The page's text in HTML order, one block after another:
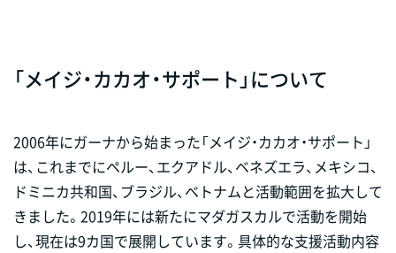
「メイジ・カカオ・サポート」について
2006年にガーナから始まった「メイジ・カカオ・サポート」
は、これまでにペルー、エクアドル、ベネズエラ、メキシコ、
ドミニカ共和国、ブラジル、ベトナムと活動範囲を拡大して
きました。2019年には新たにマダガスカルで活動を開始
し、現在は9カ国で展開しています。具体的な支援活動内容